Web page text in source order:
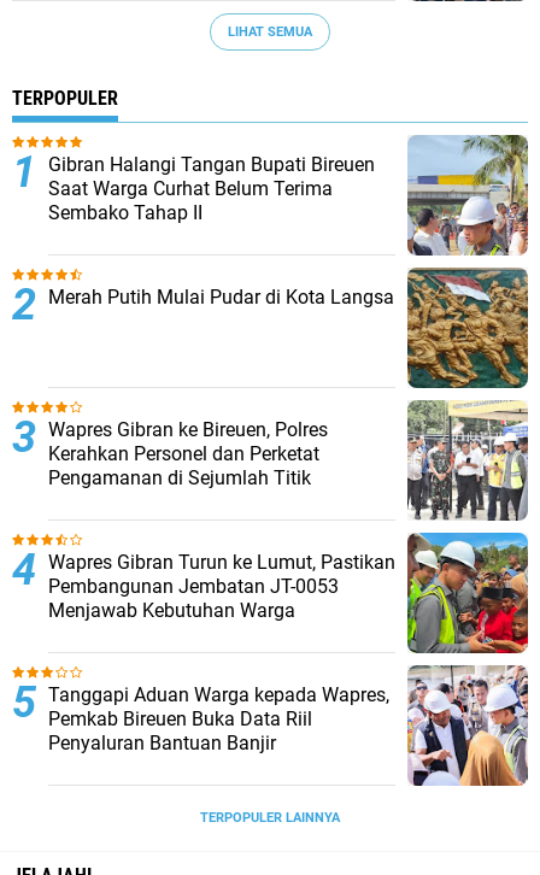
LIHAT SEMUA
TERPOPULER
Gibran Halangi Tangan Bupati Bireuen
Saat Warga Curhat Belum Terima
Sembako Tahap II
Merah Putih Mulai Pudar di Kota Langsa
Wapres Gibran ke Bireuen, Polres
Kerahkan Personel dan Perketat
Pengamanan di Sejumlah Titik
Wapres Gibran Turun ke Lumut, Pastikan
Pembangunan Jembatan JT-0053
Menjawab Kebutuhan Warga
Tanggapi Aduan Warga kepada Wapres,
Pemkab Bireuen Buka Data Riil
Penyaluran Bantuan Banjir
TERPOPULER LAINNYA